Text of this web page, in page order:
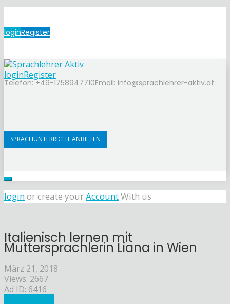
loginRegister
Telefon: +49-1758947710Email: info@sprachlehrer-aktiv.at
loginRegister
SPRACHUNTERRICHT ANBIETEN
loginor create yourAccountWith us
Italienisch lernen mit
Muttersprachlerin Liana in Wien
März 21, 2018
Views: 2667
Ad ID: 6416